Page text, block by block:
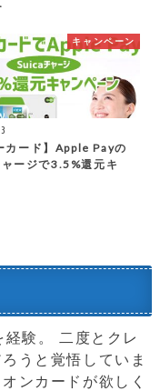
キャンペーン
カード】Apple Payの
ージで3.5%還元キ
験。 二度とクレ
うと覚悟していま
ンカードが欲しく